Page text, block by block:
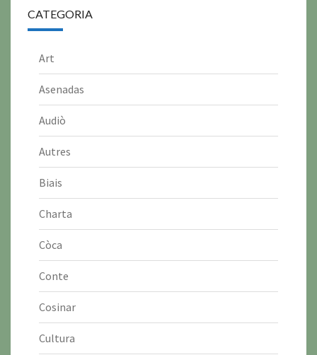
CATEGORIA
Art
Asenadas
Audiò
Autres
Biais
Charta
Còca
Conte
Cosinar
Cultura